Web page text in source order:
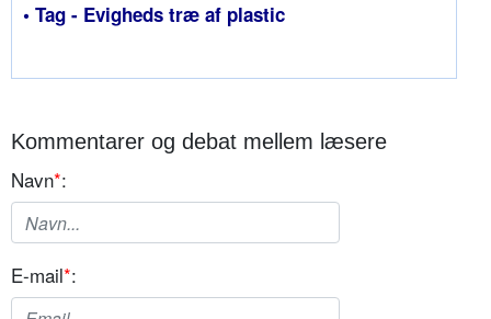
• Tag - Evigheds træ af plastic
Kommentarer og debat mellem læsere
Navn*:
E-mail*: